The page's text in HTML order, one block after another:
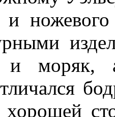
и
и моряк,
хорошей